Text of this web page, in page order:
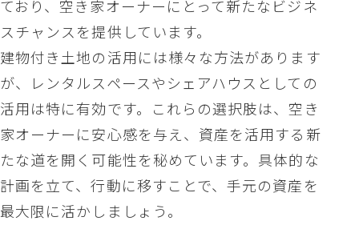
ており、空き家オーナーにとって新たなビジネ
スチャンスを提供しています。
建物付き土地の活用には様々な方法があります
が、レンタルスペースやシェアハウスとしての
活用は特に有効です。これらの選択肢は、空き
家オーナーに安心感を与え、資産を活用する新
たな道を開く可能性を秘めています。具体的な
計画を立て、行動に移すことで、手元の資産を
最大限に活かしましょう。